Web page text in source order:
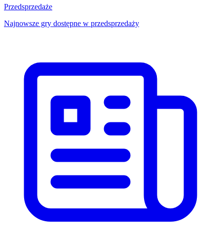
Przedsprzedaże
Najnowsze gry dostępne w przedsprzedaży